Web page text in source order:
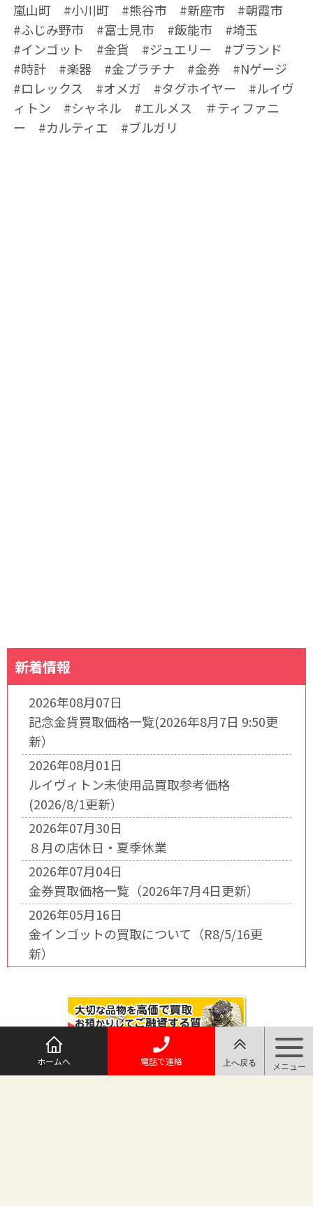
嵐山町 #小川町 #熊谷市 #新座市 #朝霞市
#ふじみ野市 #富士見市 #飯能市 #埼玉
#インゴット #金貨 #ジュエリー #ブランド
#時計 #楽器 #金プラチナ #金券 #Nゲージ
#ロレックス #オメガ #タグホイヤー #ルイヴ
ィトン #シャネル #エルメス ＃ティファニ
ー #カルティエ #ブルガリ
新着情報
2026年08月07日
記念金貨買取価格一覧(2026年8月7日 9:50更
新）
2026年08月01日
ルイヴィトン未使用品買取参考価格
(2026/8/1更新）
2026年07月30日
８月の店休日・夏季休業
2026年07月04日
金券買取価格一覧（2026年7月4日更新）
2026年05月16日
金インゴットの買取について（R8/5/16更
新）
ホームへ 電話で連絡